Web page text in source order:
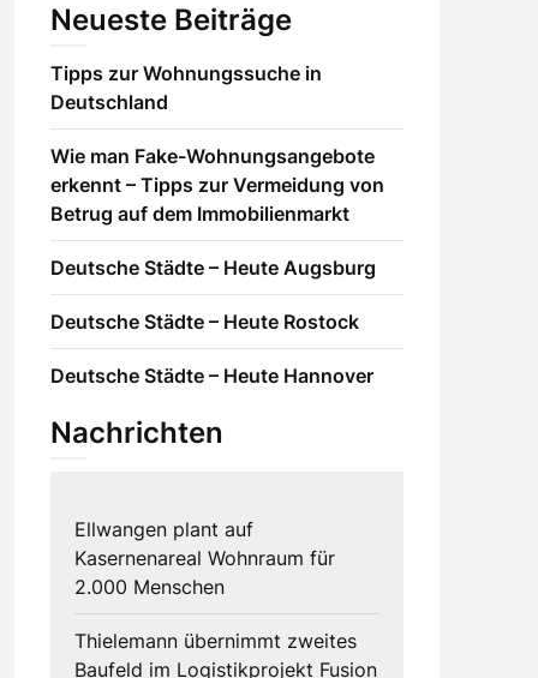
Neueste Beiträge
Tipps zur Wohnungssuche in
Deutschland
Wie man Fake-Wohnungsangebote
erkennt – Tipps zur Vermeidung von
Betrug auf dem Immobilienmarkt
Deutsche Städte – Heute Augsburg
Deutsche Städte – Heute Rostock
Deutsche Städte – Heute Hannover
Nachrichten
Ellwangen plant auf
Kasernenareal Wohnraum für
2.000 Menschen
Thielemann übernimmt zweites
Baufeld im Logistikprojekt Fusion